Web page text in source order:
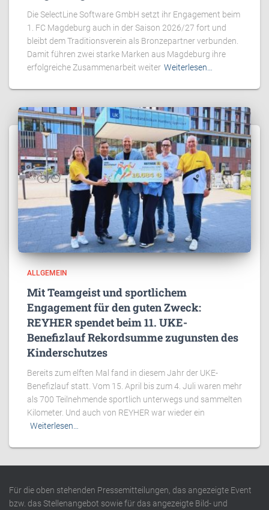
Die SelectLine Software GmbH setzt ihr Engagement beim
1. FC Magdeburg auch in der Saison 2026/27 fort und
bleibt dem Traditionsverein als Bronzepartner verbunden.
Damit führen zwei starke Marken aus Magdeburg ihre
erfolgreiche Zusammenarbeit weiter Weiterlesen…
ALLGEMEIN
Mit Teamgeist und sportlichem
Engagement für den guten Zweck:
REYHER spendet beim 11. UKE-
Benefizlauf Rekordsumme zugunsten des
Kinderschutzes
Bereits zum elften Mal fand in diesem Jahr der UKE-
Benefizlauf statt. Vom 15. April bis zum 4. Juli waren mehr
als 700 Teilnehmende sportlich unterwegs und sammelten
Kilometer. Und auch von REYHER war wieder ein
Weiterlesen…
Für die oben stehenden Pressemitteilungen, das angezeigte Event
bzw. das Stellenangebot sowie für das angezeigte Bild- und